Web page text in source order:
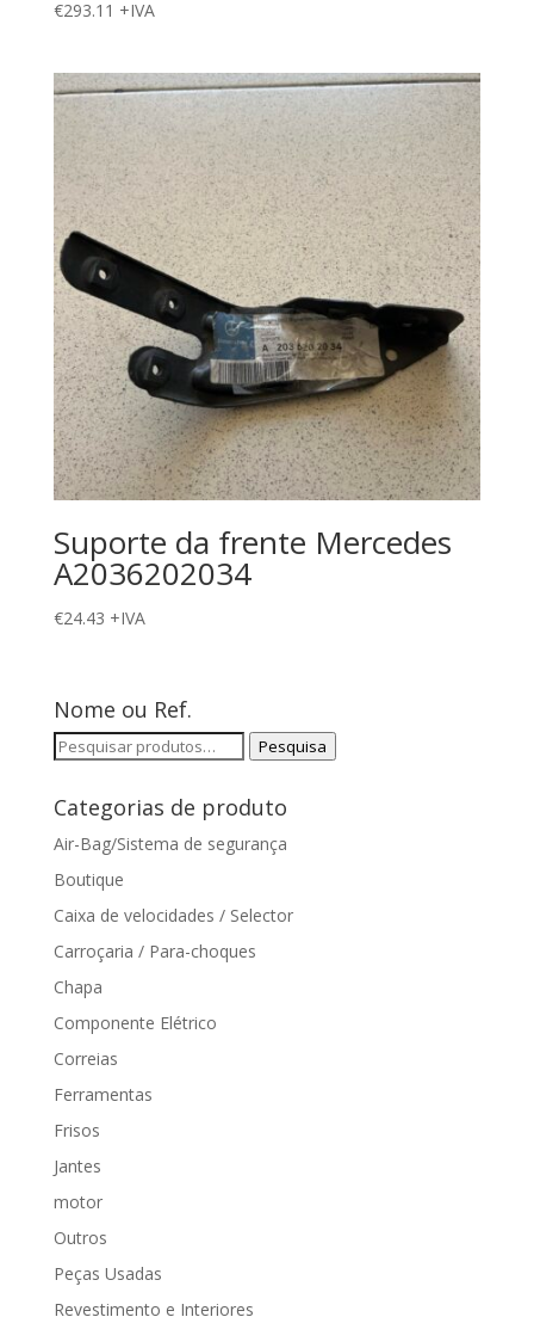
€293.11 +IVA
Suporte da frente Mercedes
A2036202034
€24.43 +IVA
Nome ou Ref.
Pesquisar
Pesquisa
Categorias de produto
Air-Bag/Sistema de segurança
Boutique
Caixa de velocidades / Selector
Carroçaria / Para-choques
Chapa
Componente Elétrico
Correias
Ferramentas
Frisos
Jantes
motor
Outros
Peças Usadas
Revestimento e Interiores